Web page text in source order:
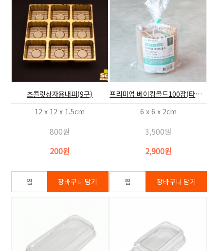
초콜릿상자용내피(9구)
12 x 12 x 1.5cm
800원
200원
프리미엄 베이킹몰드100장(타르트틀,60x20)
6 x 6 x 2cm
3,500원
2,900원